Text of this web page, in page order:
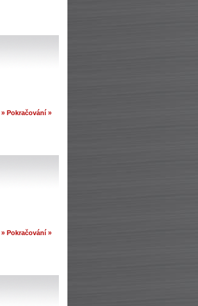
» Pokračování »
» Pokračování »